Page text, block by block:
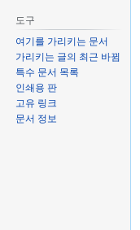
도구
여기를 가리키는 문서
가리키는 글의 최근 바뀜
특수 문서 목록
인쇄용 판
고유 링크
문서 정보